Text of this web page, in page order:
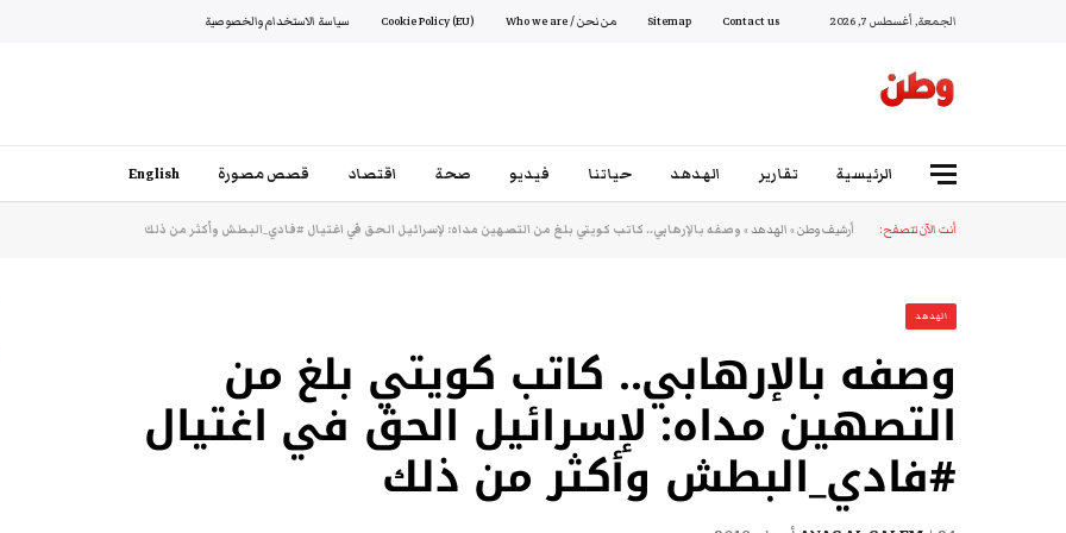
الجمعة, أغسطس 7, 2026 Contact us
Sitemap من نحن / Who we are Cookie Policy (EU) سياسة الاستخدام والخصوصية
الرئيسية تقارير الهدهد حياتنا فيديو صحة اقتصاد قصص مصورة English
أنت الآن تتصفح: أرشيف وطن»الهدهد»وصفه بالإرهابي.. كاتب كويتي بلغ من التصهين مداه: لإسرائيل الحق في اغتيال #فادي_البطش وأكثر من ذلك
الهدهد
وصفه بالإرهابي.. كاتب كويتي بلغ من
التصهين مداه: لإسرائيل الحق في اغتيال
#فادي_البطش وأكثر من ذلك